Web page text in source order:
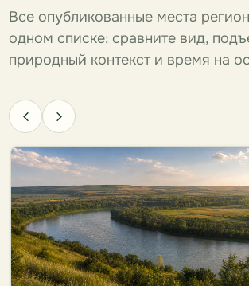
Все опубликованные места
одном списке: сравните вид,
природный контекст и время на